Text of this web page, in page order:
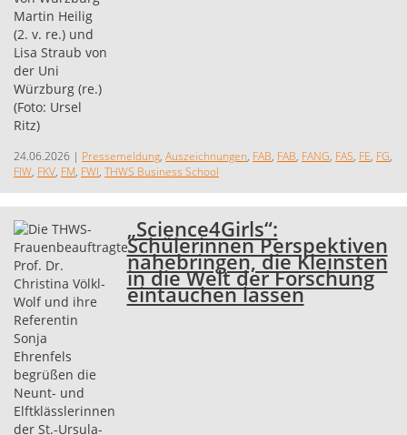
24.06.2026 | Pressemeldung, Auszeichnungen, FAB, FAB, FANG, FAS, FE, FG,
FIW, FKV, FM, FWI, THWS Business School
„Science4Girls“:
Schülerinnen Perspektiven
nahebringen, die Kleinsten
in die Welt der Forschung
eintauchen lassen